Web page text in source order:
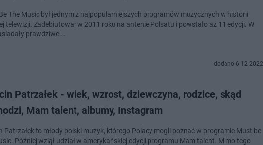
The Music był jednym z najpopularniejszych programów muzycznych w historii
telewizji. Zadebiutował w 2011 roku na antenie Polsatu i powstało aż 11 edycji. W
prawdziwe …
dodano 6-12-2022
Patrzałek - wiek, wzrost, dziewczyna, rodzice, skąd
Mam talent, albumy, Instagram
Patrzałek to młody polski muzyk, którego Polacy mogli poznać w programie Must be
Później wziął udział w amerykańskiej edycji programu Mam talent. Mimo tego